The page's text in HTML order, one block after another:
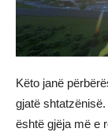
Këto janë
gjatë
është gjëja më e